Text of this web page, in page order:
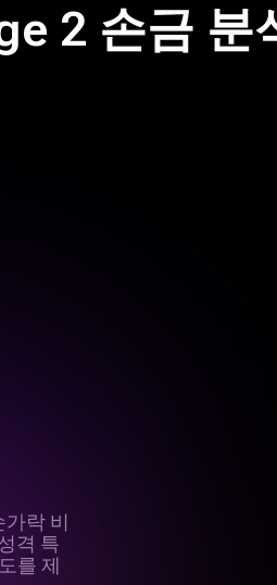
2 손금
락 비
격 특
를 제